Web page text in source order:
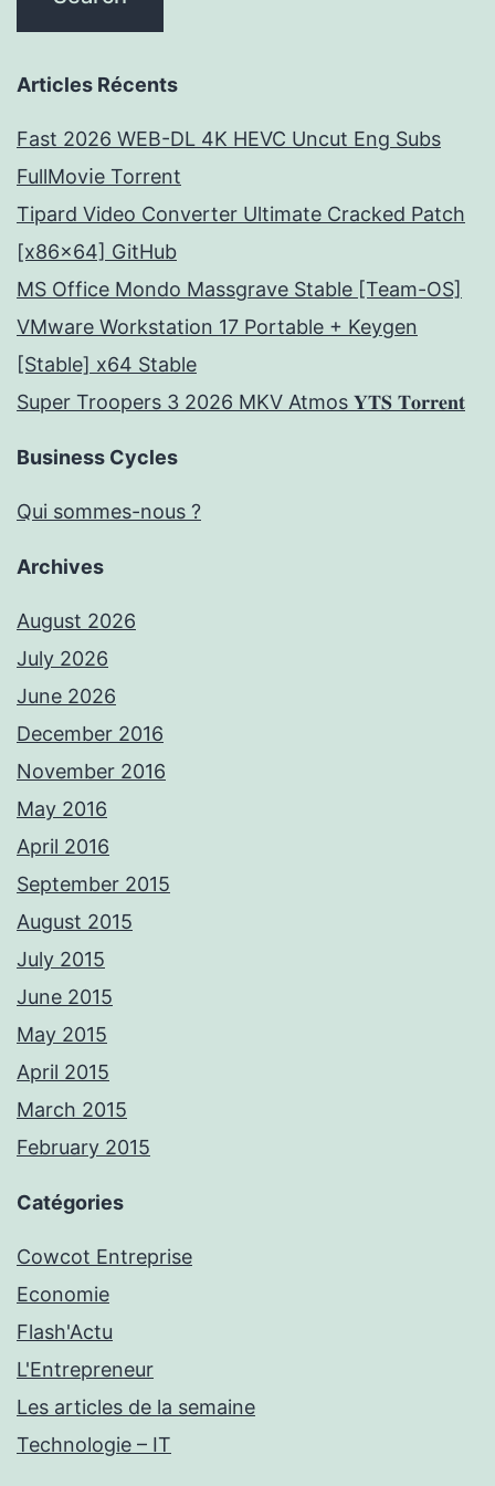
Articles Récents
Fast 2026 WEB-DL 4K HEVC Uncut Eng Subs
FullMov𝗂e Torrent
Tipard Video Converter Ultimate Cracked Patch
[x86x64] GitHub
MS Office Mondo Massgrave Stable [Team-OS]
VMware Workstation 17 Portable + Keygen
[Stable] x64 Stable
Super Troopers 3 2026 MKV Atmos 𝐘𝐓𝐒 𝐓𝐨𝐫𝐫𝐞𝐧𝐭
Business Cycles
Qui sommes-nous ?
Archives
August 2026
July 2026
June 2026
December 2016
November 2016
May 2016
April 2016
September 2015
August 2015
July 2015
June 2015
May 2015
April 2015
March 2015
February 2015
Catégories
Cowcot Entreprise
Economie
Flash'Actu
L'Entrepreneur
Les articles de la semaine
Technologie – IT